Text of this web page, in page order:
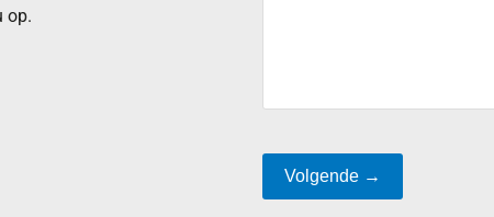
op.
Volgende →